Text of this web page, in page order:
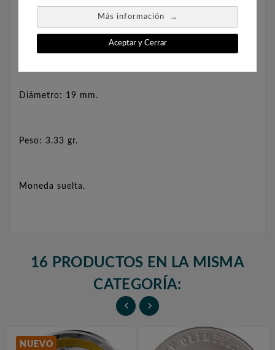
Más información →
Aceptar y Cerrar
sostenida por una corona..
Composición: plata de 720 milésimas.
Diámetro: 19 mm.
Peso: 3.33 gr.
Moneda suelta.
16 PRODUCTOS EN LA MISMA
CATEGORÍA:
 
NUEVO